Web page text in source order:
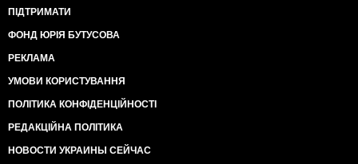
ПІДТРИМАТИ
ФОНД ЮРІЯ БУТУСОВА
РЕКЛАМА
УМОВИ КОРИСТУВАННЯ
ПОЛІТИКА КОНФІДЕНЦІЙНОСТІ
РЕДАКЦІЙНА ПОЛІТИКА
НОВОСТИ УКРАИНЫ СЕЙЧАС